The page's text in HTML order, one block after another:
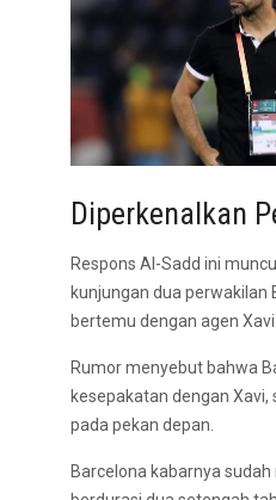
Diperkenalkan
Respons Al-Sadd ini
kunjungan dua perwakilan
bertemu dengan agen Xavi.
Rumor menyebut bahwa
kesepakatan dengan
pada pekan depan.
Barcelona kabarnya